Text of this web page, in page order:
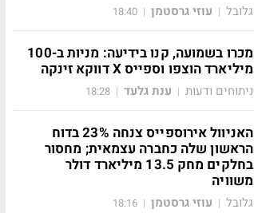
גלובל | עוזי גרסטמן |
18:40
מכרו בשמועה, קנו בידיעה: מניות ב-100
מיליארד הוצפו וספייס X דווקא זינקה
ניתוחים ודעות | ענת גלעד |
18:28
האניוול אירוספייס צנחה 23% בדוח
הראשון שלה כחברה עצמאית; מחסור
בחלקים מחק 13.5 מיליארד דולר
משוויה
גלובל | עוזי גרסטמן |
18:16